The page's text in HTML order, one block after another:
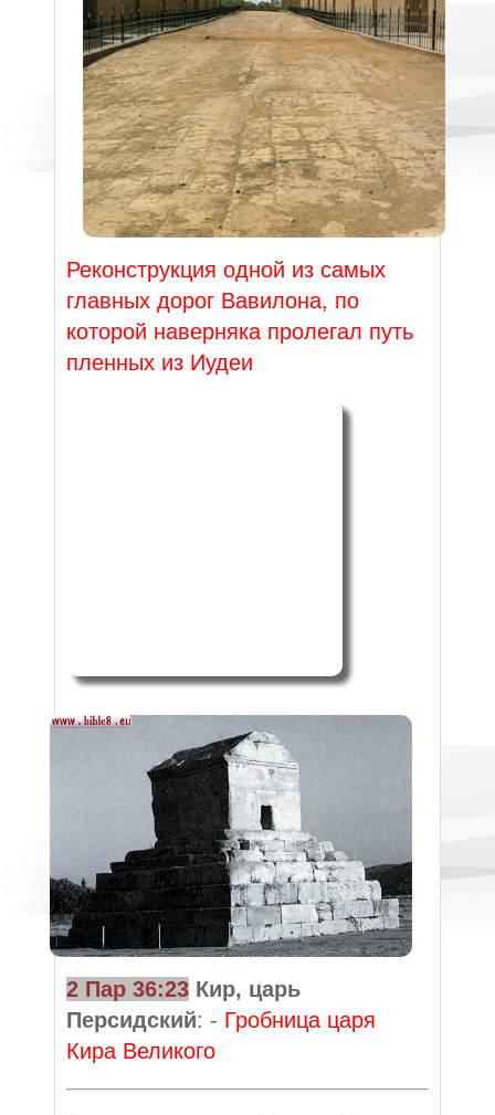
Реконструкция одной из самых
главных дорог Вавилона, по
которой наверняка пролегал путь
пленных из Иудеи
2 Пар 36:23 Кир, царь
Персидский: - Гробница царя
Кира Великого